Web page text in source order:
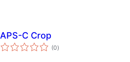
APS-C Crop
(0totale
vurderinger
)